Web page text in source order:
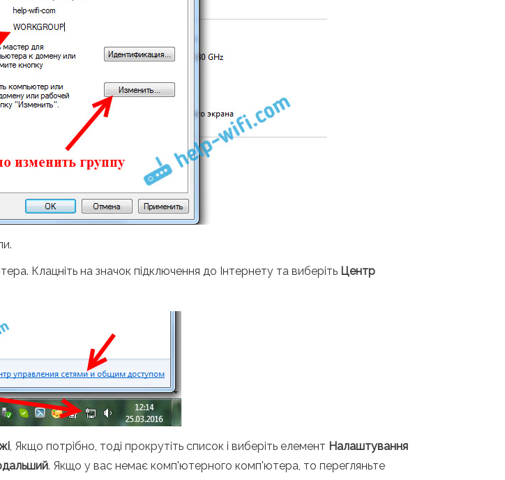
Клацніть на значок підключення до Інтернету та виберіть Центр
, Якщо потрібно, тоді прокрутіть список і виберіть елемент Налаштування
. Якщо у вас немає комп'ютерного комп'ютера, то перегляньте